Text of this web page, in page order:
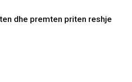
dhe premten priten reshje